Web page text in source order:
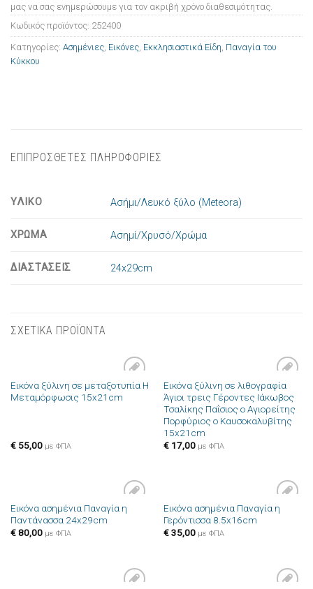
μας να σας ενημερώσουμε για τον ακριβή χρόνο διαθεσιμότητας.
Κωδικός προϊόντος: 252400
Κατηγορίες: Ασημένιες Εικόνες Εκκλησιαστικά Είδη Παναγία του
Κύκκου
ΕΠΙΠΡΟΣΘΕΤΕΣ ΠΛΗΡΟΦΟΡΙΕΣ
ΥΛΙΚΟ Ασήμι/Λευκό ξύλο (Meteora)
ΧΡΩΜΑ Ασημί/Χρυσό/Χρώμα
ΔΙΑΣΤΑΣΕΙΣ 24x29cm
ΣΧΕΤΙΚΑ ΠΡΟΪΟΝΤΑ
Πρόσθήκη
στην λίστα
Εικόνα ξύλινη σε μεταξοτυπία Η
Μεταμόρφωσις 15x21cm
€55,00 με ΦΠΑ
Πρόσθήκη
στην λίστα
επιθυμιών
Εικόνα ξύλινη σε λιθογραφία
Άγιοι τρεις Γέροντες Ιάκωβος
Τσαλίκης Παΐσιος ο Αγιορείτης
Πορφύριος ο Καυσοκαλυβίτης
15x21cm
€17,00 με ΦΠΑ
Πρόσθήκη
στην λίστα
Εικόνα ασημένια Παναγία η
Παντάνασσα 24x29cm
€80,00 με ΦΠΑ
Πρόσθήκη
στην λίστα
Εικόνα ασημένια Παναγία η
Γερόντισσα 8.5x16cm
€35,00 με ΦΠΑ